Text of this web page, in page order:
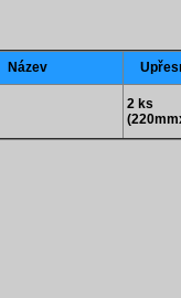
Název
2 ks